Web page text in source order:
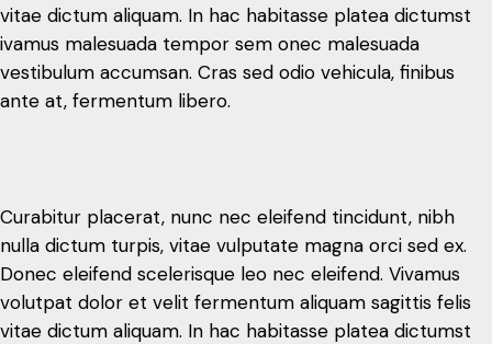
Curabitur placerat, nunc nec eleifend tincidunt, nibh
nulla dictum turpis, vitae vulputate magna orci sed ex.
ivamus malesuada tempor sem onec malesuada
vestibulum accumsan. Cras sed odio vehicula, finibus
ante at, fermentum libero.
vitae dictum aliquam. In hac habitasse platea dictumst
ivamus malesuada tempor sem onec malesuada
vestibulum accumsan. Cras sed odio vehicula, finibus
ante at, fermentum libero.
Curabitur placerat, nunc nec eleifend tincidunt, nibh
nulla dictum turpis, vitae vulputate magna orci sed ex.
Donec eleifend scelerisque leo nec eleifend. Vivamus
volutpat dolor et velit fermentum aliquam sagittis felis
vitae dictum aliquam. In hac habitasse platea dictumst